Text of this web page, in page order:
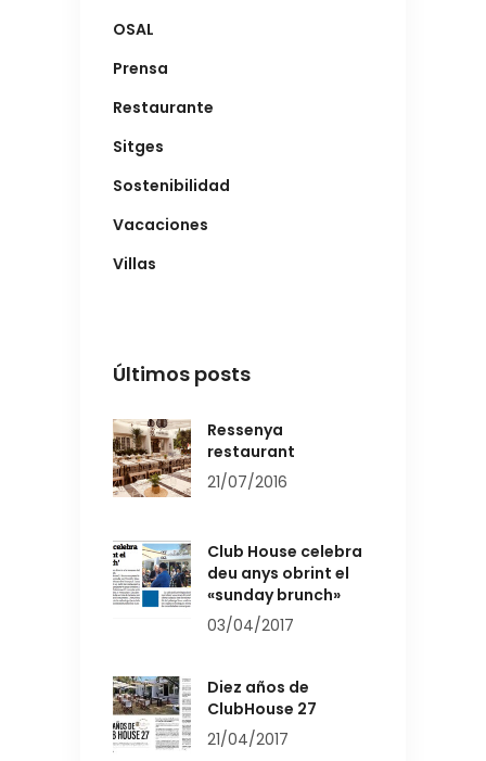
OSAL
Prensa
Restaurante
Sitges
Sostenibilidad
Vacaciones
Villas
Últimos posts
Ressenya
restaurant
21/07/2016
Club House celebra
deu anys obrint el
«sunday brunch»
03/04/2017
Diez años de
ClubHouse 27
21/04/2017